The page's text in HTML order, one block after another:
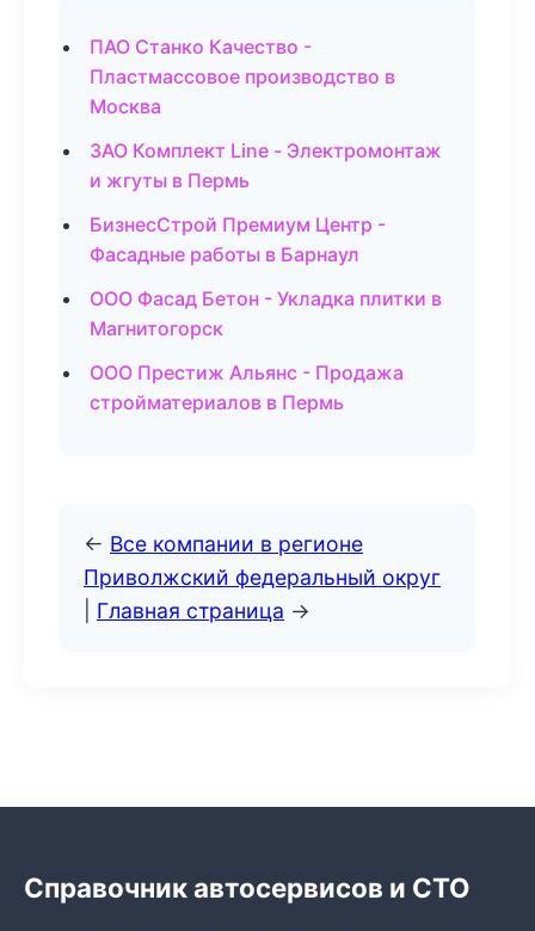
ПАО Станко Качество -
Пластмассовое производство в
Москва
ЗАО Комплект Line - Электромонтаж
и жгуты в Пермь
БизнесСтрой Премиум Центр -
Фасадные работы в Барнаул
ООО Фасад Бетон - Укладка плитки в
Магнитогорск
ООО Престиж Альянс - Продажа
стройматериалов в Пермь
← Все компании в регионе
Приволжский федеральный округ
Главная страница →
Справочник автосервисов и СТО